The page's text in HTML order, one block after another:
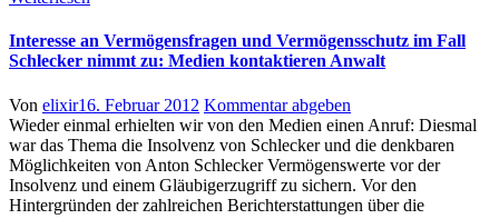
Interesse an Vermögensfragen und Vermögensschutz im Fall
Schlecker nimmt zu: Medien kontaktieren Anwalt
Author
Von elixirPosted
on
16. Februar 2012 Kommentar abgeben
Wieder einmal erhielten wir von den Medien einen Anruf: Diesmal
war das Thema die Insolvenz von Schlecker und die denkbaren
Möglichkeiten von Anton Schlecker Vermögenswerte vor der
Insolvenz und einem Gläubigerzugriff zu sichern. Vor den
Hintergründen der zahlreichen Berichterstattungen über die